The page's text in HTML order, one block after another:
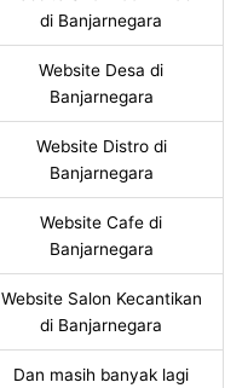
di Banjarnegara
Website Desa di
Banjarnegara
Website Distro di
Banjarnegara
Website Cafe di
Banjarnegara
Website Salon Kecantikan
di Banjarnegara
Dan masih banyak lagi